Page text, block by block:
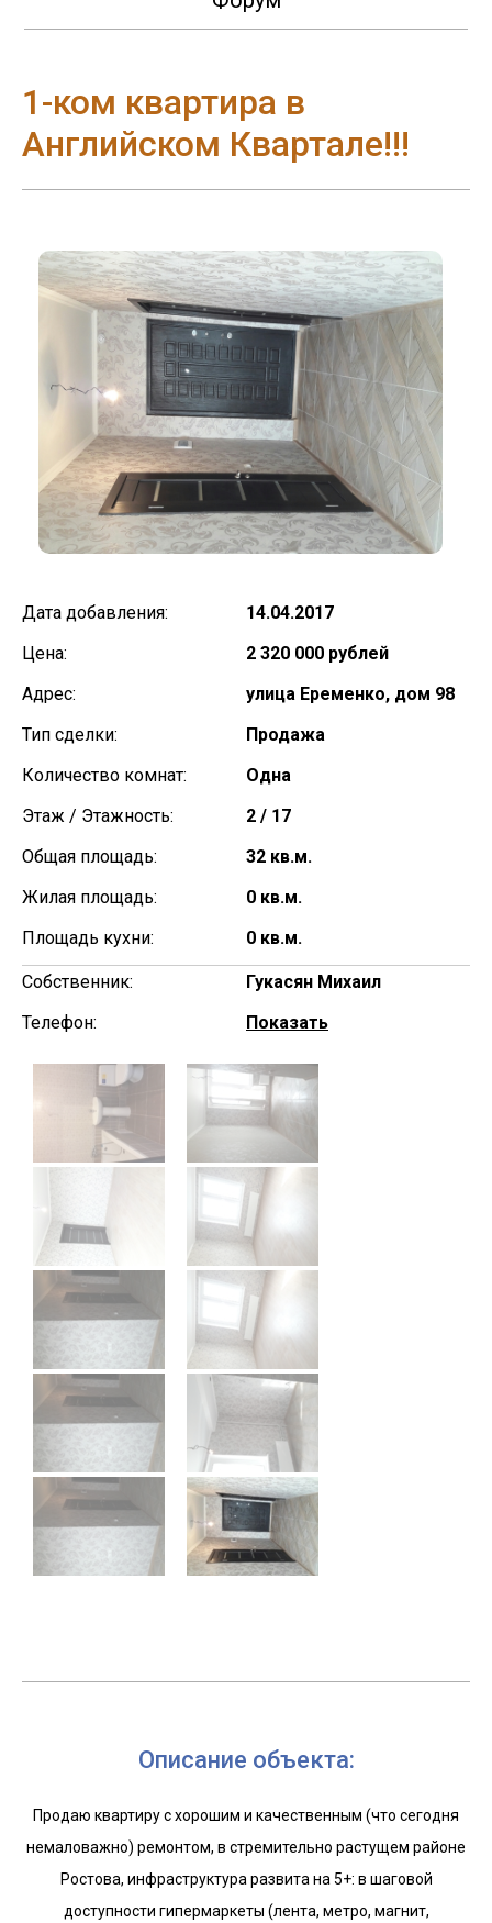
1-ком квартира в
Английском Квартале!!!
Дата добавления:
14.04.2017
Цена:
2 320 000 рублей
Адрес:
улица Еременко, дом 98
Тип сделки:
Продажа
Количество комнат:
Одна
Этаж / Этажность:
2 / 17
Общая площадь:
32 кв.м.
Жилая площадь:
0 кв.м.
Площадь кухни:
0 кв.м.
Собственник:
Гукасян Михаил
Телефон:
Показать
Описание объекта:
Продаю квартиру с хорошим и качественным (что сегодня
немаловажно) ремонтом, в стремительно растущем районе
Ростова, инфраструктура развита на 5+: в шаговой
доступности гипермаркеты (лента, метро, магнит,